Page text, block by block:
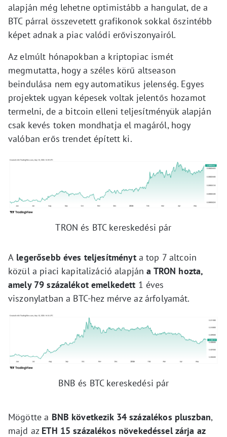
alapján még lehetne optimistább a hangulat, de a
BTC párral összevetett grafikonok sokkal őszintébb
képet adnak a piac valódi erőviszonyairól.
Az elmúlt hónapokban a kriptopiac ismét
megmutatta, hogy a széles körű altseason
beindulása nem egy automatikus jelenség. Egyes
projektek ugyan képesek voltak jelentős hozamot
termelni, de a bitcoin elleni teljesítményük alapján
csak kevés token mondhatja el magáról, hogy
valóban erős trendet épített ki.
TRON és BTC kereskedési pár
A legerősebb éves teljesítményta top 7 altcoin
közül a piaci kapitalizáció alapjána TRON hozta,
amely 79 százalékot emelkedett 1 éves
viszonylatban a BTC-hez mérve az árfolyamát.
BNB és BTC kereskedési pár
Mögötte a BNB következik 34 százalékos pluszban,
majd az ETH 15 százalékos növekedéssel zárja az